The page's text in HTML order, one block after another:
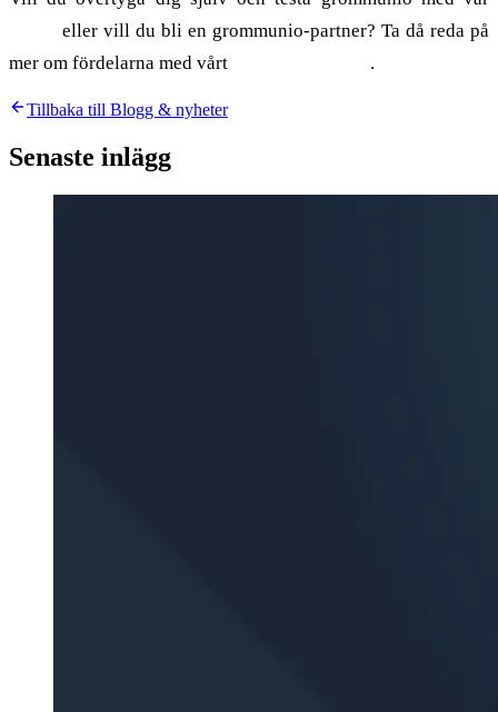
eller vill du bli en grommunio-partner? Ta då reda på
mer om fördelarna med vårt
.
Tillbaka till Blogg & nyheter
Senaste inlägg